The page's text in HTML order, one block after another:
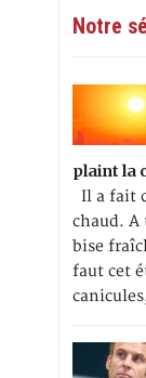
Notre
plaint la
Il a fait
chaud. A
bise
faut cet